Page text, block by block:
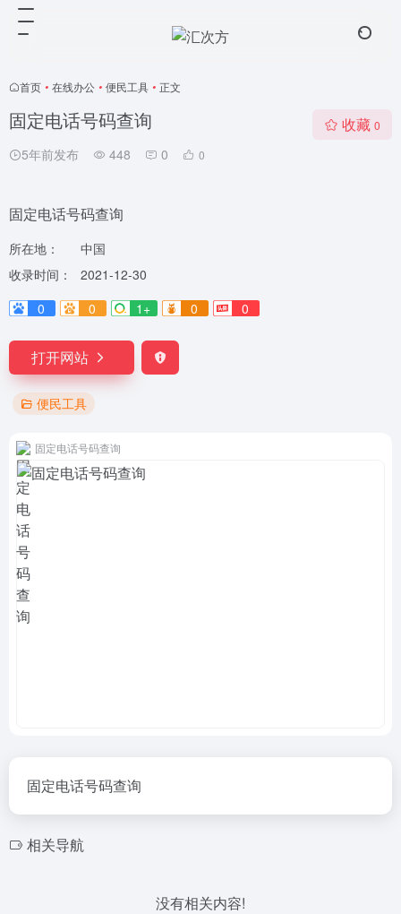
首页 • 在线办公 • 便民工具 • 正文
固定电话号码查询
5年前发布 448 0 0
收藏 0
固定电话号码查询
所在地：
中国
收录时间：
2021-12-30
0
0 1+ 0 0
打开网站
便民工具
固定电话号码查询
固定电话号码查询
相关导航
没有相关内容!